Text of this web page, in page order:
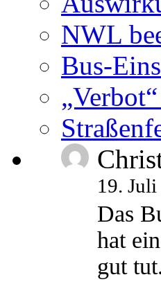
NWL
Bus-
19.
Das
hat
gut